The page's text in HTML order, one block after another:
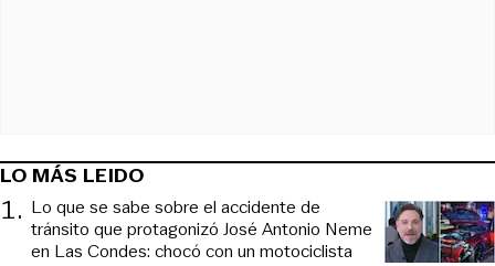
LO MÁS LEIDO
1. Lo que se sabe sobre el accidente de
tránsito que protagonizó José Antonio Neme
en Las Condes: chocó con un motociclista